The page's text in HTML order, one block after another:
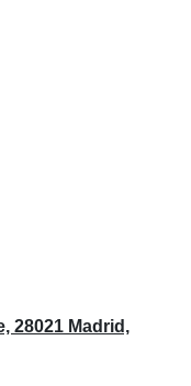
28021 Madrid,